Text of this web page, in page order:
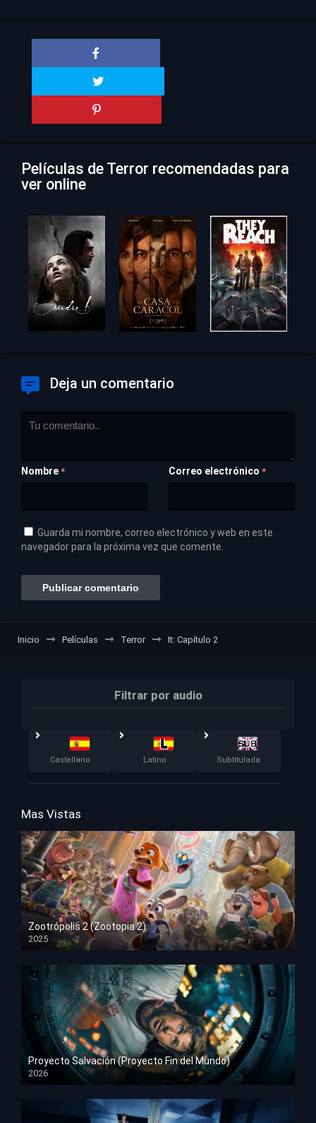
Películas de Terror recomendadas para
ver online
Deja un comentario
Nombre * Correo electrónico *
Guarda mi nombre, correo electrónico y web en este
navegador para la próxima vez que comente.
Inicio Películas Terror It: Capítulo 2
Filtrar por audio
Castellano Latino Subtitulada
Mas Vistas
Zootrópolis 2 (Zootopia 2)
2025
HD 1080p
Proyecto Salvación (Proyecto Fin del Mundo)
2026
HD 1080p